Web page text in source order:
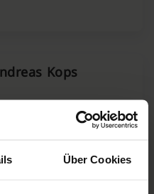
Über Cookies
Kops